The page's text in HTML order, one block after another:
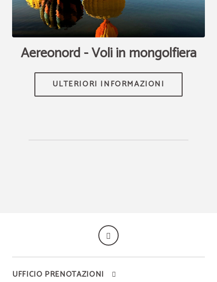
[{"url":"https:\/\/synergy.booking-
channel.com\/api\/hotels\/2289\/medias\/265#Klima Hotel
Milano_Milano_Voli in Mongolfiera | Klima Hotel Milano","name":""}]
Aereonord - Voli in mongolfiera
UFFICIO PRENOTAZIONI